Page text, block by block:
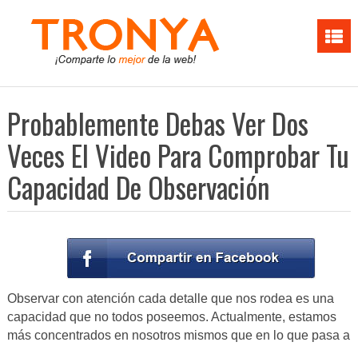
Probablemente Debas Ver Dos
Veces El Video Para Comprobar Tu
Capacidad De Observación
Observar con atención cada detalle que nos rodea es una
capacidad que no todos poseemos. Actualmente, estamos
más concentrados en nosotros mismos que en lo que pasa a